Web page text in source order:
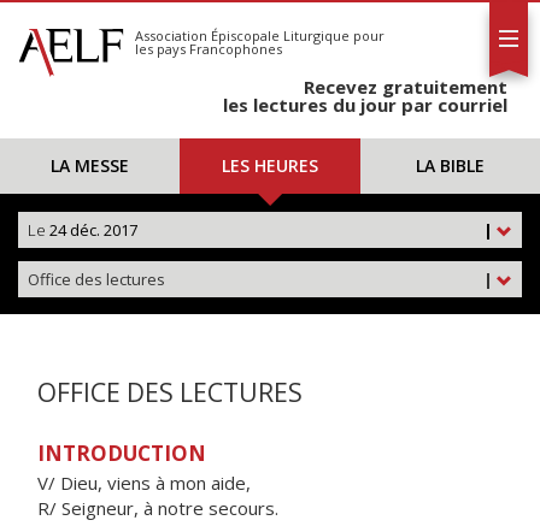
S'abonner
Calendrier
Association Épiscopale Liturgique pour
les pays Francophones
Recevez gratuitement
les lectures du jour par courriel
LA MESSE LES HEURES LA BIBLE
|
Le 24 déc. 2017
|
Office des lectures
OFFICE DES LECTURES
INTRODUCTION
V/ Dieu, viens à mon aide,
R/ Seigneur, à notre secours.